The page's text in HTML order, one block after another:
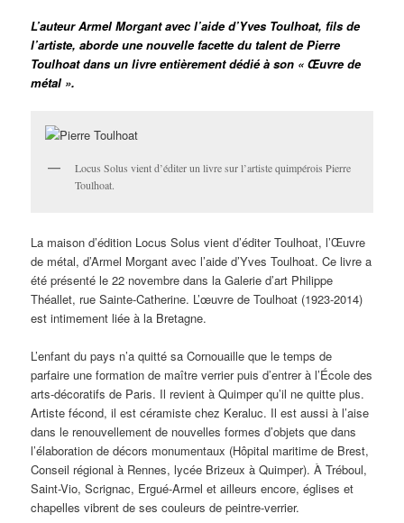
L’auteur Armel Morgant avec l’aide d’Yves Toulhoat, fils de
l’artiste, aborde une nouvelle facette du talent de Pierre
Toulhoat dans un livre entièrement dédié à son « Œuvre de
métal ».
Locus Solus vient d’éditer un livre sur l’artiste quimpérois Pierre
Toulhoat.
La maison d’édition Locus Solus vient d’éditer Toulhoat, l’Œuvre
de métal, d’Armel Morgant avec l’aide d’Yves Toulhoat. Ce livre a
été présenté le 22 novembre dans la Galerie d’art Philippe
Théallet, rue Sainte-Catherine. L’œuvre de Toulhoat (1923-2014)
est intimement liée à la Bretagne.
L’enfant du pays n’a quitté sa Cornouaille que le temps de
parfaire une formation de maître verrier puis d’entrer à l’École des
arts-décoratifs de Paris. Il revient à Quimper qu’il ne quitte plus.
Artiste fécond, il est céramiste chez Keraluc. Il est aussi à l’aise
dans le renouvellement de nouvelles formes d’objets que dans
l’élaboration de décors monumentaux (Hôpital maritime de Brest,
Conseil régional à Rennes, lycée Brizeux à Quimper). À Tréboul,
Saint-Vio, Scrignac, Ergué-Armel et ailleurs encore, églises et
chapelles vibrent de ses couleurs de peintre-verrier.